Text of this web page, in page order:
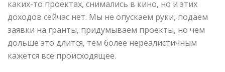
каких-то проектах, снимались в кино, но и этих
доходов сейчас нет. Мы не опускаем руки, подаем
заявки на гранты, придумываем проекты, но чем
дольше это длится, тем более нереалистичным
кажется все происходящее.